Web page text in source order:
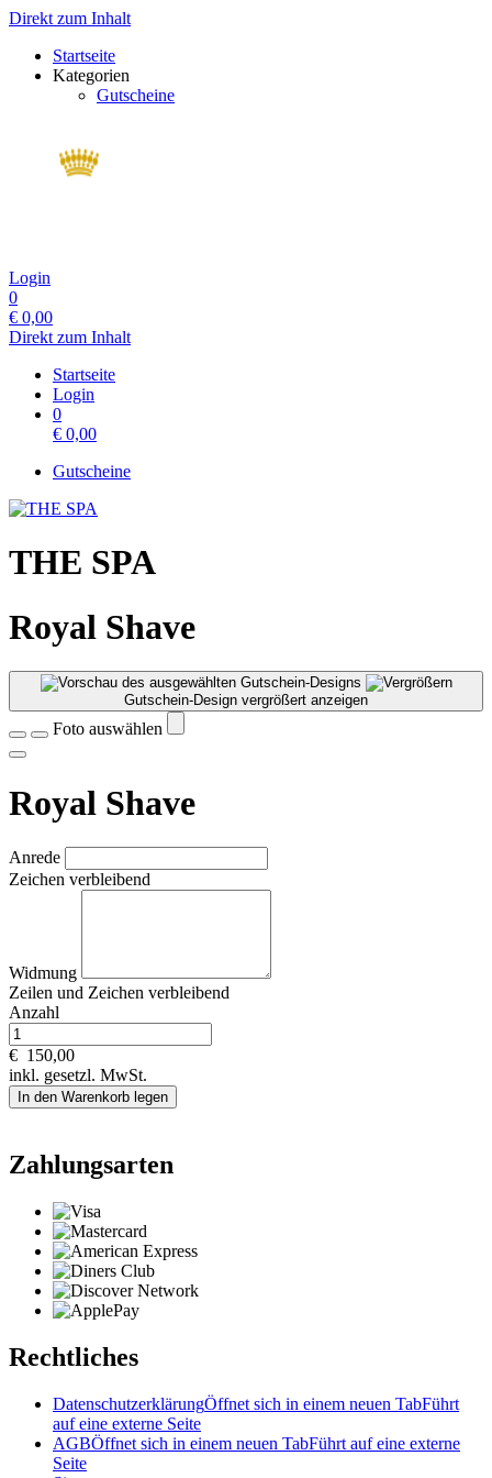
Direkt zum Inhalt
Startseite
Kategorien
Gutscheine
Login
0
€ 0,00
Direkt zum Inhalt
Startseite
Login
0
€ 0,00
Gutscheine
THE SPA
Royal Shave
Gutschein-Design vergrößert anzeigen
Foto auswählen
Royal Shave
Anrede
Zeichen verbleibend
Widmung
Zeilen und Zeichen verbleibend
Anzahl
€ 150,00
inkl. gesetzl. MwSt.
In den Warenkorb legen
Zahlungsarten
Rechtliches
DatenschutzerklärungÖffnet sich in einem neuen TabFührt
auf eine externe Seite
AGBÖffnet sich in einem neuen TabFührt auf eine externe
Seite